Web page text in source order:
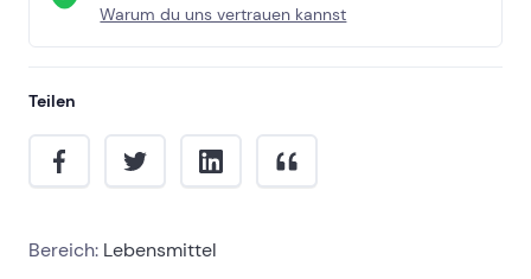
Warum du uns vertrauen kannst
Teilen
Bereich: Lebensmittel